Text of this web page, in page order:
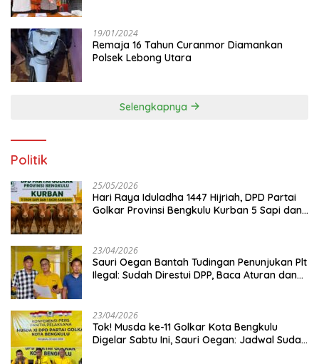
19/01/2024
Remaja 16 Tahun Curanmor Diamankan
Polsek Lebong Utara
Selengkapnya
Politik
25/05/2026
Hari Raya Iduladha 1447 Hijriah, DPD Partai
Golkar Provinsi Bengkulu Kurban 5 Sapi dan 1
23/04/2026
Sauri Oegan Bantah Tudingan Penunjukan Plt
Ilegal: Sudah Direstui DPP, Baca Aturan dan
23/04/2026
‎Tok! Musda ke-11 Golkar Kota Bengkulu
Digelar Sabtu Ini, Sauri Oegan: Jadwal Sudah